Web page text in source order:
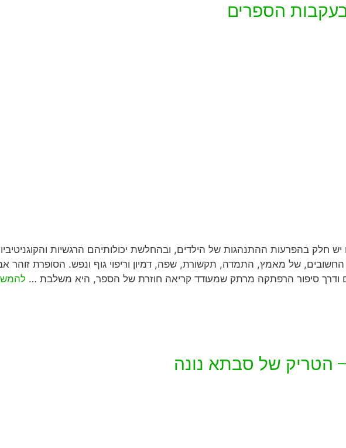
הספרים
חלק בהפרעות ההתנהגות של הילדים, ובהחלשת יכולותיהם הרגשיות
של מאמץ, התמדה, תקשורת, שפה, דמיון וריפוי גוף ונפש. הסופרת זוהר
ודרך סיפור הרפתקה מרתק שמעודד קריאה חוזרת של הספר, היא משלבת …
הטריק של סבתא נונה